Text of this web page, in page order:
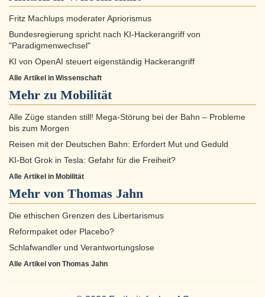
Fritz Machlups moderater Apriorismus
Bundesregierung spricht nach KI-Hackerangriff von
"Paradigmenwechsel"
KI von OpenAI steuert eigenständig Hackerangriff
Alle Artikel in Wissenschaft
Mehr zu Mobilität
Alle Züge standen still! Mega-Störung bei der Bahn – Probleme
bis zum Morgen
Reisen mit der Deutschen Bahn: Erfordert Mut und Geduld
KI-Bot Grok in Tesla: Gefahr für die Freiheit?
Alle Artikel in Mobilität
Mehr von Thomas Jahn
Die ethischen Grenzen des Libertarismus
Reformpaket oder Placebo?
Schlafwandler und Verantwortungslose
Alle Artikel von Thomas Jahn